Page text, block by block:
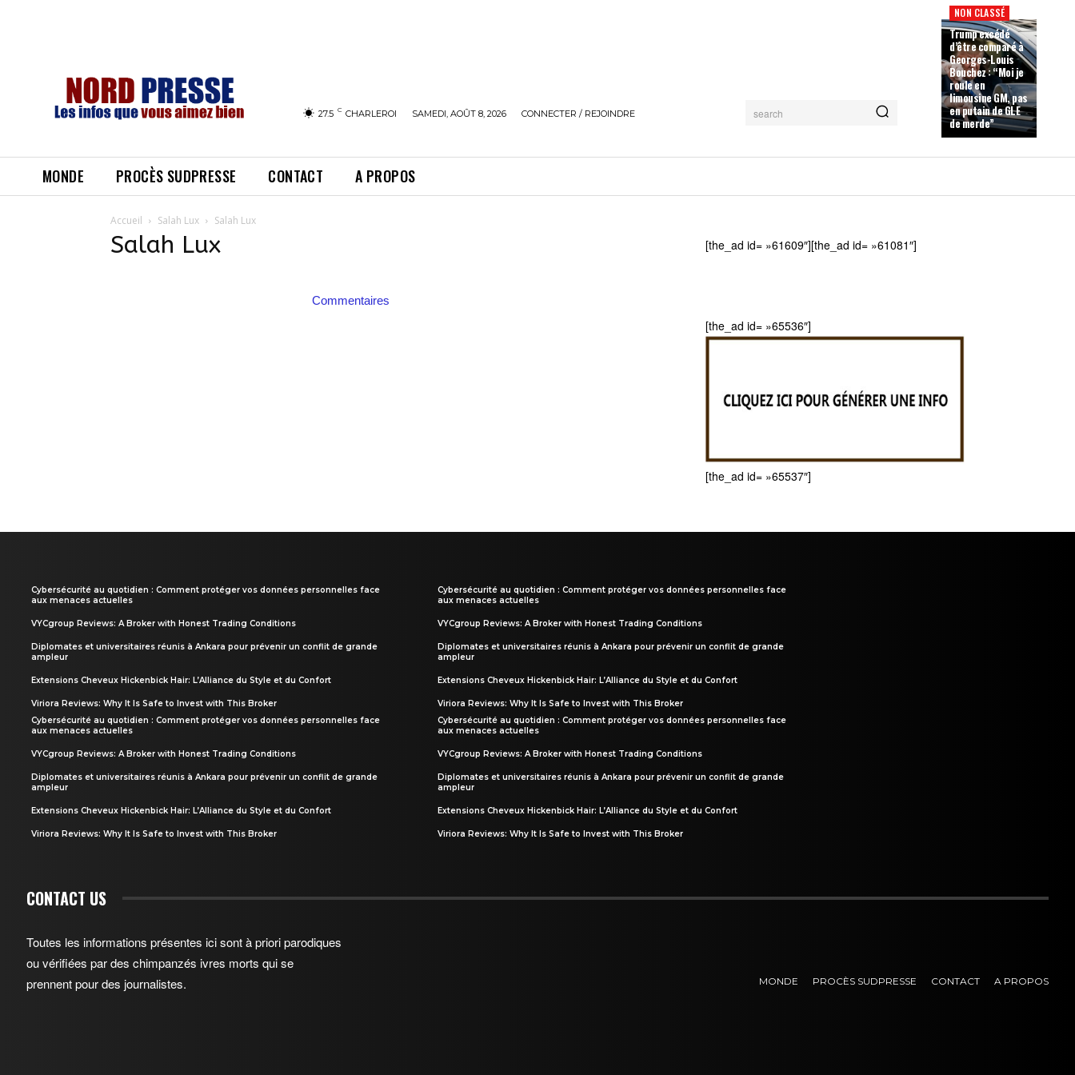
27.5 C CHARLEROI SAMEDI, AOÛT 8, 2026 CONNECTER / REJOINDRE search
NON CLASSÉ
Trump excédé
d’être comparé à
Georges-Louis
Bouchez : “Moi je
roule en
limousine GM, pas
en putain de GLE
de merde”
MONDE PROCÈS SUDPRESSE CONTACT A PROPOS
Accueil Salah Lux Salah Lux
Salah Lux
Commentaires
[the_ad id= »61609″][the_ad id= »61081″]
[the_ad id= »65536″]
[the_ad id= »65537″]
Cybersécurité au quotidien : Comment protéger vos données personnelles face
aux menaces actuelles
VYCgroup Reviews: A Broker with Honest Trading Conditions
Diplomates et universitaires réunis à Ankara pour prévenir un conflit de grande
ampleur
Extensions Cheveux Hickenbick Hair: L’Alliance du Style et du Confort
Viriora Reviews: Why It Is Safe to Invest with This Broker
Cybersécurité au quotidien : Comment protéger vos données personnelles face
aux menaces actuelles
VYCgroup Reviews: A Broker with Honest Trading Conditions
Diplomates et universitaires réunis à Ankara pour prévenir un conflit de grande
ampleur
Extensions Cheveux Hickenbick Hair: L’Alliance du Style et du Confort
Viriora Reviews: Why It Is Safe to Invest with This Broker
Cybersécurité au quotidien : Comment protéger vos données personnelles face
aux menaces actuelles
VYCgroup Reviews: A Broker with Honest Trading Conditions
Diplomates et universitaires réunis à Ankara pour prévenir un conflit de grande
ampleur
Extensions Cheveux Hickenbick Hair: L’Alliance du Style et du Confort
Viriora Reviews: Why It Is Safe to Invest with This Broker
Cybersécurité au quotidien : Comment protéger vos données personnelles face
aux menaces actuelles
VYCgroup Reviews: A Broker with Honest Trading Conditions
Diplomates et universitaires réunis à Ankara pour prévenir un conflit de grande
ampleur
Extensions Cheveux Hickenbick Hair: L’Alliance du Style et du Confort
Viriora Reviews: Why It Is Safe to Invest with This Broker
CONTACT US
Toutes les informations présentes ici sont à priori parodiques
ou vérifiées par des chimpanzés ivres morts qui se
prennent pour des journalistes.
MONDE PROCÈS SUDPRESSE CONTACT A PROPOS